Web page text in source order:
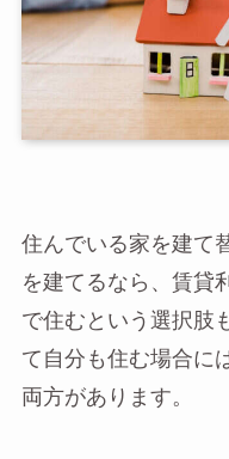
住んでいる家を建て
を建てるなら、賃貸
で住むという選択肢
て自分も住む場合に
両方があります。